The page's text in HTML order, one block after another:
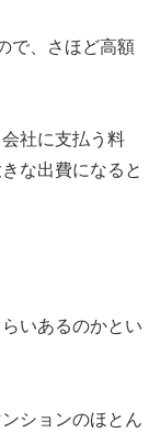
で、さほど高額
社に支払う料
な出費になると
いあるのかとい
ションのほとん